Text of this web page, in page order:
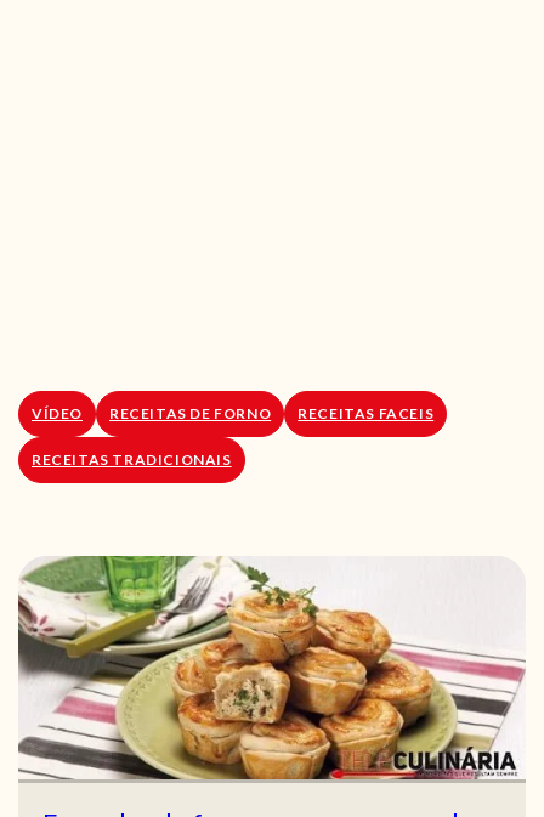
VÍDEO RECEITAS DE FORNO RECEITAS FACEIS
RECEITAS TRADICIONAIS